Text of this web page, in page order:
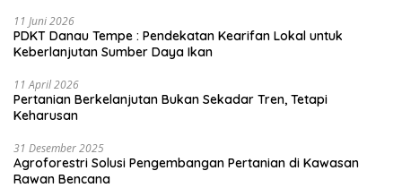
11 Juni 2026
PDKT Danau Tempe : Pendekatan Kearifan Lokal untuk
Keberlanjutan Sumber Daya Ikan
11 April 2026
Pertanian Berkelanjutan Bukan Sekadar Tren, Tetapi
Keharusan
31 Desember 2025
Agroforestri Solusi Pengembangan Pertanian di Kawasan
Rawan Bencana